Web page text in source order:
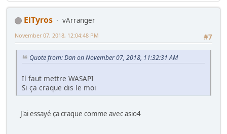
ElTyros
vArranger
#7
November 07, 2018, 12:04:48 PM
Quote from: Dan on November 07, 2018, 11:32:31 AM
Il faut mettre WASAPI
Si ça craque dis le moi
J'ai essayé ça craque comme avec asio4